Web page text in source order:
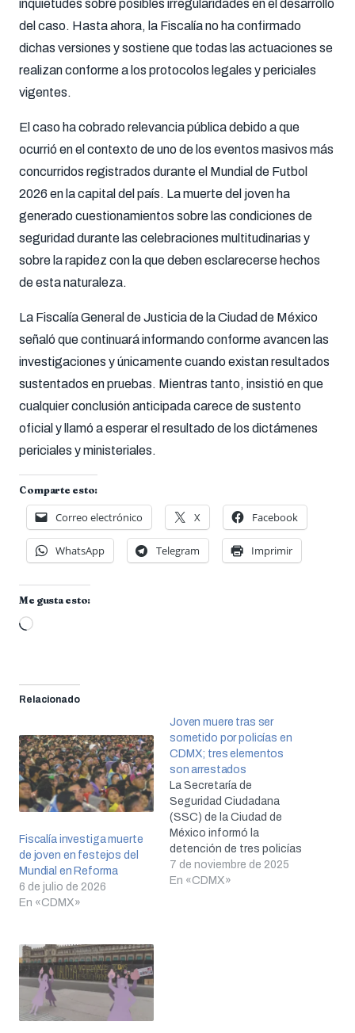
inquietudes sobre posibles irregularidades en el desarrollo
del caso. Hasta ahora, la Fiscalía no ha confirmado
dichas versiones y sostiene que todas las actuaciones se
realizan conforme a los protocolos legales y periciales
vigentes.
El caso ha cobrado relevancia pública debido a que
ocurrió en el contexto de uno de los eventos masivos más
concurridos registrados durante el Mundial de Futbol
2026 en la capital del país. La muerte del joven ha
generado cuestionamientos sobre las condiciones de
seguridad durante las celebraciones multitudinarias y
sobre la rapidez con la que deben esclarecerse hechos
de esta naturaleza.
La Fiscalía General de Justicia de la Ciudad de México
señaló que continuará informando conforme avancen las
investigaciones y únicamente cuando existan resultados
sustentados en pruebas. Mientras tanto, insistió en que
cualquier conclusión anticipada carece de sustento
oficial y llamó a esperar el resultado de los dictámenes
periciales y ministeriales.
Comparte esto:
Correo electrónico X Facebook
WhatsApp Telegram Imprimir
Me gusta esto:
Cargando...
Relacionado
Fiscalía investiga muerte
de joven en festejos del
Mundial en Reforma
6 de julio de 2026
En «CDMX»
Joven muere tras ser
sometido por policías en
CDMX; tres elementos
son arrestados
La Secretaría de
Seguridad Ciudadana
(SSC) de la Ciudad de
México informó la
detención de tres policías
identificados como
Ricardo “N”, Jaziel “N” y
7 de noviembre de 2025
En «CDMX»